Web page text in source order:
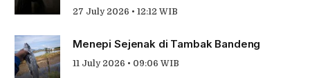
27 July 2026 • 12:12 WIB
Menepi Sejenak di Tambak Bandeng
11 July 2026 • 09:06 WIB